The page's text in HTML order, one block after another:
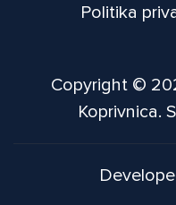
Politika
Copyright ©
Koprivnica.